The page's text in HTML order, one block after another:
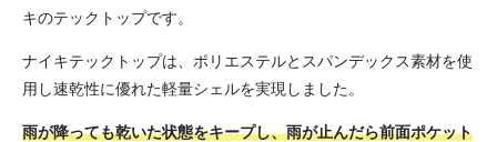
キのテックトップです。
ナイキテックトップは、ポリエステルとスパンデックス素材を使
用し速乾性に優れた軽量シェルを実現しました。
雨が降っても乾いた状態をキープし、雨が止んだら前面ポケット